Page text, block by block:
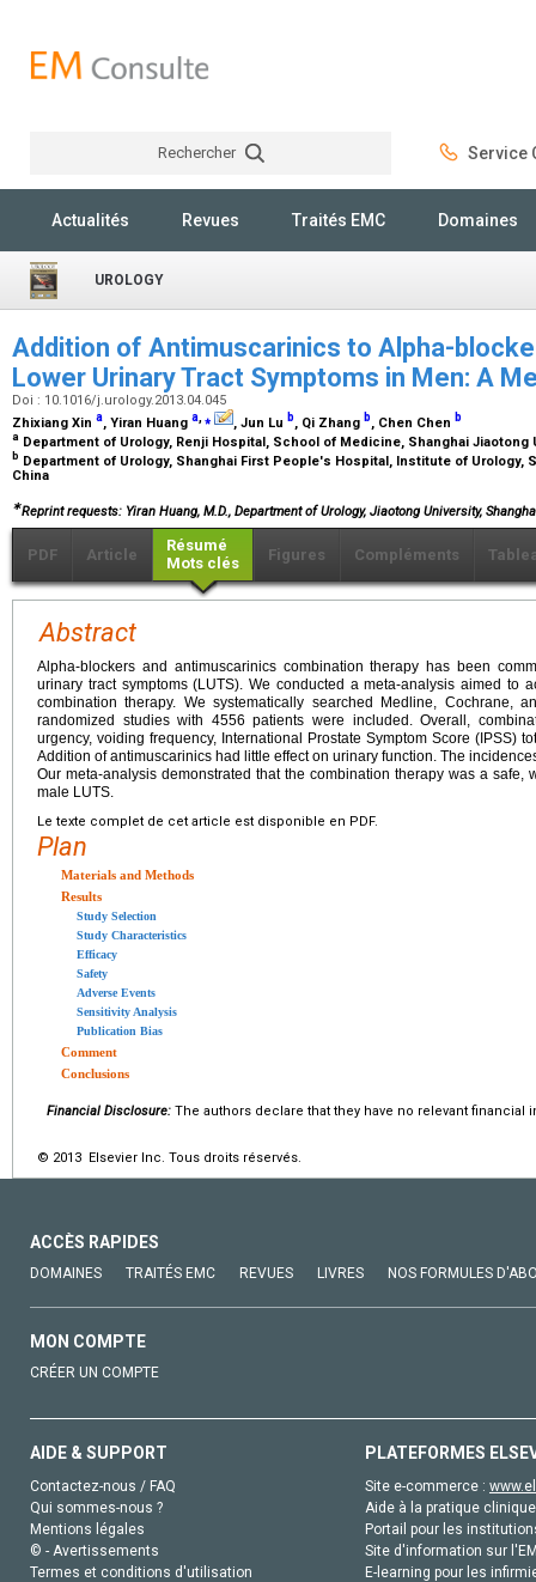
Rechercher Service
Actualités Revues Traités EMC Domaines
UROLOGY
Addition of Antimuscarinics to Alpha-
Lower Urinary Tract Symptoms in Men: A
Doi : 10.1016/j.urology.2013.04.045
Zhixiang Xin a, Yiran Huang a,⁎ , Jun Lu b, Qi Zhang b, Chen Chen b
a Department of Urology, Renji Hospital, School of Medicine, Shanghai Jiaotong
b Department of Urology, Shanghai First People's Hospital, Institute of Urology,
China
∗Reprint requests: Yiran Huang, M.D., Department of Urology, Jiaotong University,
PDF Article
Résumé
Mots clés
Figures Compléments
Abstract
Alpha-blockers and antimuscarinics combination therapy has been
urinary tract symptoms (LUTS). We conducted a meta-analysis aimed to
combination therapy. We systematically searched Medline, Cochrane,
randomized studies with 4556 patients were included. Overall,
urgency, voiding frequency, International Prostate Symptom Score (IPSS)
Addition of antimuscarinics had little effect on urinary function. The
Our meta-analysis demonstrated that the combination therapy was a safe,
male LUTS.
Le texte complet de cet article est disponible en PDF.
Plan
Materials and Methods
Results
Study Selection
Study Characteristics
Efficacy
Safety
Adverse Events
Sensitivity Analysis
Publication Bias
Comment
Conclusions
Financial Disclosure: The authors declare that they have no relevant financial
© 2013 Elsevier Inc. Tous droits réservés.
ACCÈS RAPIDES
DOMAINES TRAITÉS EMC REVUES LIVRES NOS FORMULES
MON COMPTE
CRÉER UN COMPTE
AIDE & SUPPORT
Contactez-nous / FAQ
Qui sommes-nous ?
Mentions légales
© - Avertissements
Termes et conditions d'utilisation
PLATEFORMES
Site e-commerce :
Aide à la pratique
Portail pour les
Site d'information sur
E-learning pour les